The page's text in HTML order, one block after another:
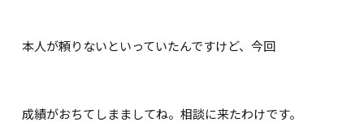
本人が頼りないといっていたんですけど、今回
成績がおちてしまましてね。相談に来たわけです。